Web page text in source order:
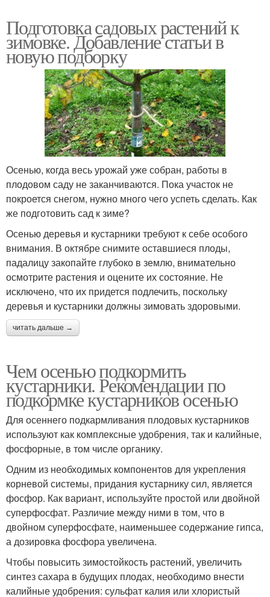
Подготовка садовых растений к
зимовке. Добавление статьи в
новую подборку
Осенью, когда весь урожай уже собран, работы в
плодовом саду не заканчиваются. Пока участок не
покроется снегом, нужно много чего успеть сделать. Как
же подготовить сад к зиме?
Осенью деревья и кустарники требуют к себе особого
внимания. В октябре снимите оставшиеся плоды,
падалицу закопайте глубоко в землю, внимательно
осмотрите растения и оцените их состояние. Не
исключено, что их придется подлечить, поскольку
деревья и кустарники должны зимовать здоровыми.
читать дальше →
Чем осенью подкормить
кустарники. Рекомендации по
подкормке кустарников осенью
Для осеннего подкармливания плодовых кустарников
используют как комплексные удобрения, так и калийные,
фосфорные, в том числе органику.
Одним из необходимых компонентов для укрепления
корневой системы, придания кустарнику сил, является
фосфор. Как вариант, используйте простой или двойной
суперфосфат. Различие между ними в том, что в
двойном суперфосфате, наименьшее содержание гипса,
а дозировка фосфора увеличена.
Чтобы повысить зимостойкость растений, увеличить
синтез сахара в будущих плодах, необходимо внести
калийные удобрения: сульфат калия или хлористый